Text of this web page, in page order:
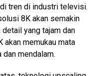
tren di industri televisi.
8K akan semakin
yang tajam dan
akan memukau mata
dan mendalam.